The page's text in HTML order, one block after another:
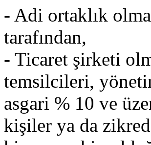
- Adi ortaklık
tarafından,
- Ticaret şirketi
temsilcileri,
asgari % 10 ve
kişiler ya da